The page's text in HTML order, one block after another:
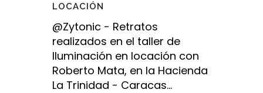
LOCACIÓN
@Zytonic - Retratos
realizados en el taller de
Iluminación en locación con
Roberto Mata, en la Hacienda
La Trinidad - Caracas...